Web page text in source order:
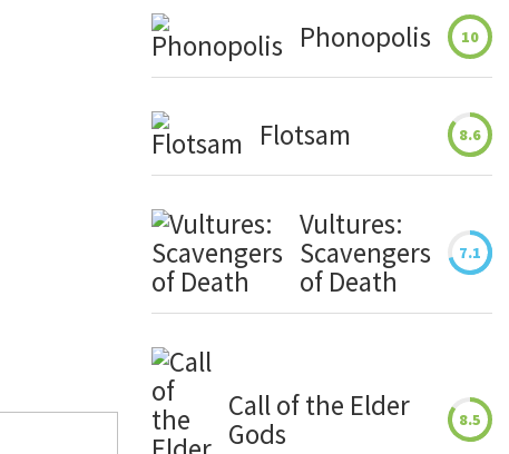
Phonopolis 10
Flotsam 8.6
Vultures:
Scavengers
of Death
7.1
Call of the Elder
Gods
8.5